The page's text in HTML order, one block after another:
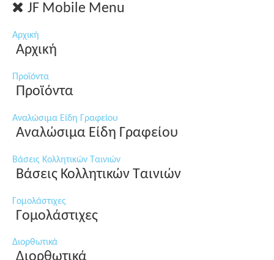
JF Mobile Menu
Αρχική
Αρχική
Προϊόντα
Προϊόντα
Αναλώσιμα Είδη Γραφείου
Αναλώσιμα Είδη Γραφείου
Βάσεις Κολλητικών Ταινιών
Βάσεις Κολλητικών Ταινιών
Γομολάστιχες
Γομολάστιχες
Διορθωτικά